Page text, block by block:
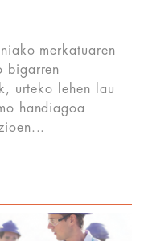
merkatuaren
bigarren
urteko lehen lau
handiagoa